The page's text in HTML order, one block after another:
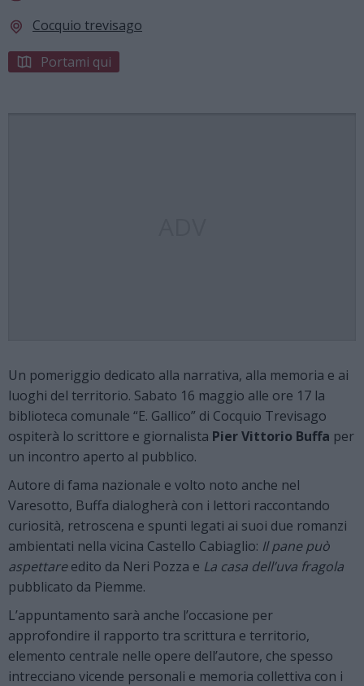
Cocquio trevisago
Portami qui
Un pomeriggio dedicato alla narrativa, alla memoria e ai
luoghi del territorio. Sabato 16 maggio alle ore 17 la
biblioteca comunale “E. Gallico” di Cocquio Trevisago
ospiterà lo scrittore e giornalista Pier Vittorio Buffa per
un incontro aperto al pubblico.
Autore di fama nazionale e volto noto anche nel
Varesotto, Buffa dialogherà con i lettori raccontando
curiosità, retroscena e spunti legati ai suoi due romanzi
ambientati nella vicina Castello Cabiaglio: Il pane può
aspettareedito da Neri Pozza e La casa dell’uva fragola
pubblicato da Piemme.
L’appuntamento sarà anche l’occasione per
approfondire il rapporto tra scrittura e territorio,
elemento centrale nelle opere dell’autore, che spesso
intrecciano vicende personali e memoria collettiva con i